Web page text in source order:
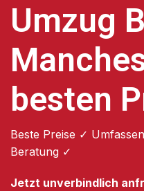
Umzug
besten
Beste Preise ✓
Beratung ✓
Jetzt unverbindlich